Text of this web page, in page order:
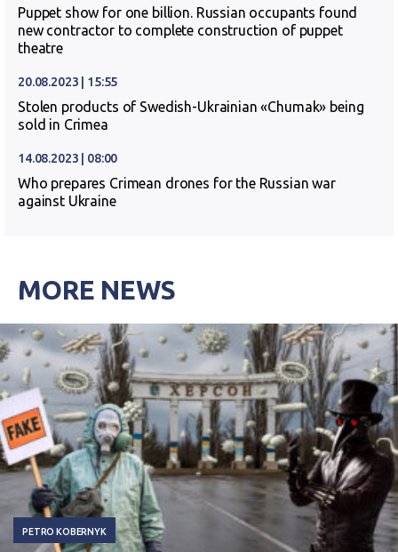
Puppet show for one billion. Russian occupants found
new contractor to complete construction of puppet
theatre
20.08.2023 | 15:55
Stolen products of Swedish-Ukrainian «Chumak» being
sold in Crimea
14.08.2023 | 08:00
Who prepares Crimean drones for the Russian war
against Ukraine
MORE NEWS
PETRO KOBERNYK